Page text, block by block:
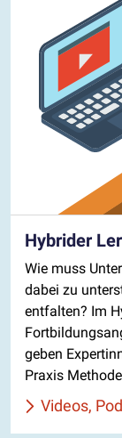
Hybrider
Wie muss
dabei zu
entfalten? Im
geben
Praxis
Videos,